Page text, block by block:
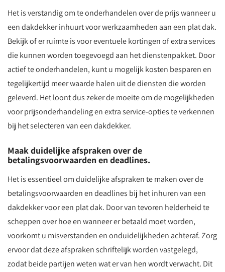
Het is verstandig om te onderhandelen over de prijs wanneer u
een dakdekker inhuurt voor werkzaamheden aan een plat dak.
Bekijk of er ruimte is voor eventuele kortingen of extra services
die kunnen worden toegevoegd aan het dienstenpakket. Door
actief te onderhandelen, kunt u mogelijk kosten besparen en
tegelijkertijd meer waarde halen uit de diensten die worden
geleverd. Het loont dus zeker de moeite om de mogelijkheden
voor prijsonderhandeling en extra service-opties te verkennen
bij het selecteren van een dakdekker.
Maak duidelijke afspraken over de
betalingsvoorwaarden en deadlines.
Het is essentieel om duidelijke afspraken te maken over de
betalingsvoorwaarden en deadlines bij het inhuren van een
dakdekker voor een plat dak. Door van tevoren helderheid te
scheppen over hoe en wanneer er betaald moet worden,
voorkomt u misverstanden en onduidelijkheden achteraf. Zorg
ervoor dat deze afspraken schriftelijk worden vastgelegd,
zodat beide partijen weten wat er van hen wordt verwacht. Dit